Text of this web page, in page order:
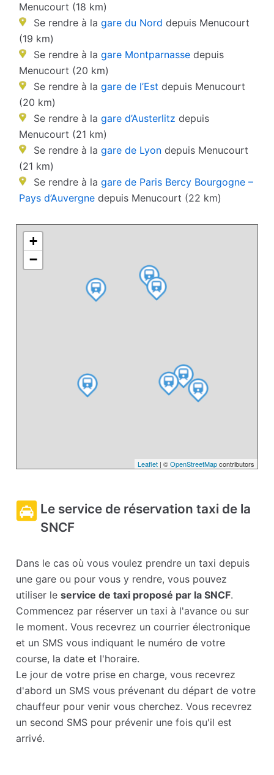
Menucourt (18 km)
Se rendre à la gare du Nord depuis Menucourt
(19 km)
Se rendre à la gare Montparnasse depuis
Menucourt (20 km)
Se rendre à la gare de l’Est depuis Menucourt
(20 km)
Se rendre à la gare d’Austerlitz depuis
Menucourt (21 km)
Se rendre à la gare de Lyon depuis Menucourt
(21 km)
Se rendre à la gare de Paris Bercy Bourgogne –
Pays d’Auvergne depuis Menucourt (22 km)
+
−
Leaflet| ©OpenStreetMapcontributors
Le service de réservation taxi de la
SNCF
Dans le cas où vous voulez prendre un taxi depuis
une gare ou pour vous y rendre, vous pouvez
utiliser leservice de taxi proposé par la SNCF.
Commencez par réserver un taxi à l'avance ou sur
le moment. Vous recevrez un courrier électronique
et un SMS vous indiquant le numéro de votre
course, la date et l'horaire.
Le jour de votre prise en charge, vous recevrez
d'abord un SMS vous prévenant du départ de votre
chauffeur pour venir vous cherchez. Vous recevrez
un second SMS pour prévenir une fois qu'il est
arrivé.